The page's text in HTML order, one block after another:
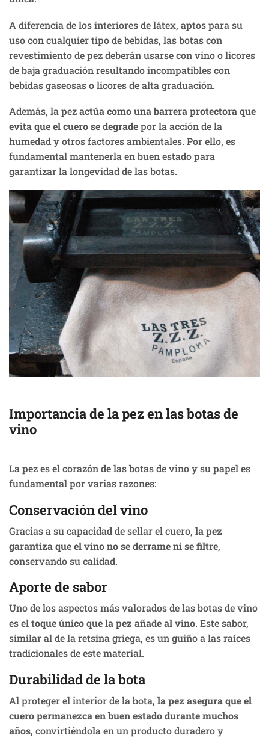
A diferencia de los interiores de látex, aptos para su
uso con cualquier tipo de bebidas, las botas con
revestimiento de pez deberán usarse con vino o licores
de baja graduación resultando incompatibles con
bebidas gaseosas o licores de alta graduación.
Además, la pezactúa como una barrera protectora que
evita que el cuero se degradepor la acción de la
humedad y otros factores ambientales. Por ello, es
fundamental mantenerla en buen estado para
garantizar la longevidad de las botas.
Importancia de la pez en las botas de
vino
La pez es el corazón de las botas de vino y su papel es
fundamental por varias razones:
Conservación del vino
Gracias a su capacidad de sellar el cuero, la pez
garantiza que el vino no se derrame ni se filtre,
conservando su calidad.
Aporte de sabor
Uno de los aspectos más valorados de las botas de vino
es eltoque único que la pez añade al vino. Este sabor,
similar al de la retsina griega, es un guiño a las raíces
tradicionales de este material.
Durabilidad de la bota
Al proteger el interior de la bota, la pez asegura que el
cuero permanezca en buen estado durante muchos
años, convirtiéndola en un producto duradero y